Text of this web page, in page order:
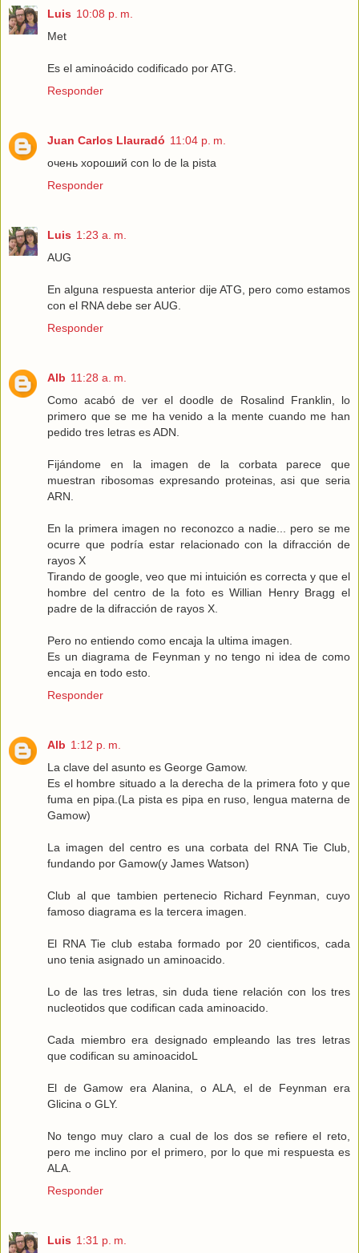
Luis 10:08 p. m.
Met
Es el aminoácido codificado por ATG.
Responder
Juan Carlos Llauradó 11:04 p. m.
очень хороший con lo de la pista
Responder
Luis 1:23 a. m.
AUG
En alguna respuesta anterior dije ATG, pero como estamos
con el RNA debe ser AUG.
Responder
Alb 11:28 a. m.
Como acabó de ver el doodle de Rosalind Franklin, lo
primero que se me ha venido a la mente cuando me han
pedido tres letras es ADN.
Fijándome en la imagen de la corbata parece que
muestran ribosomas expresando proteinas, asi que seria
ARN.
En la primera imagen no reconozco a nadie... pero se me
ocurre que podría estar relacionado con la difracción de
rayos X
Tirando de google, veo que mi intuición es correcta y que el
hombre del centro de la foto es Willian Henry Bragg el
padre de la difracción de rayos X.
Pero no entiendo como encaja la ultima imagen.
Es un diagrama de Feynman y no tengo ni idea de como
encaja en todo esto.
Responder
Alb 1:12 p. m.
La clave del asunto es George Gamow.
Es el hombre situado a la derecha de la primera foto y que
fuma en pipa.(La pista es pipa en ruso, lengua materna de
Gamow)
La imagen del centro es una corbata del RNA Tie Club,
fundando por Gamow(y James Watson)
Club al que tambien pertenecio Richard Feynman, cuyo
famoso diagrama es la tercera imagen.
El RNA Tie club estaba formado por 20 cientificos, cada
uno tenia asignado un aminoacido.
Lo de las tres letras, sin duda tiene relación con los tres
nucleotidos que codifican cada aminoacido.
Cada miembro era designado empleando las tres letras
que codifican su aminoacidoL
El de Gamow era Alanina, o ALA, el de Feynman era
Glicina o GLY.
No tengo muy claro a cual de los dos se refiere el reto,
pero me inclino por el primero, por lo que mi respuesta es
ALA
Responder
Luis 1:31 p. m.